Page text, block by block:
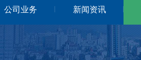
公司业务 新闻资讯